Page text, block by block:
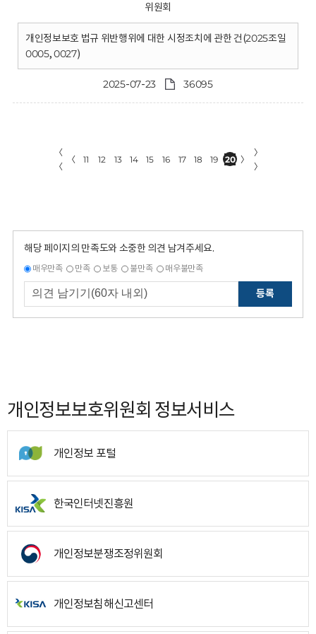
위원회
개인정보보호 법규 위반행위에 대한 시정조치에 관한 건(2025조일
0005, 0027)
2025-07-23 36095
〈
〈
〈 11 12 13 14 15 16 17 18 19 20 〉
〉
〉
해당 페이지의 만족도와 소중한 의견 남겨주세요.
매우만족 만족 보통 불만족 매우불만족
등록
개인정보보호위원회 정보서비스
개인정보 포털
한국인터넷진흥원
개인정보분쟁조정위원회
개인정보침해신고센터